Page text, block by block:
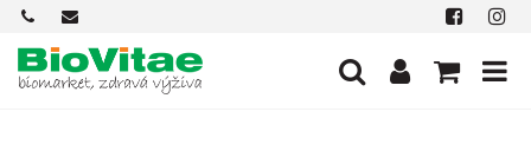
+421
901
712
584
office@biovitae.sk Facebook